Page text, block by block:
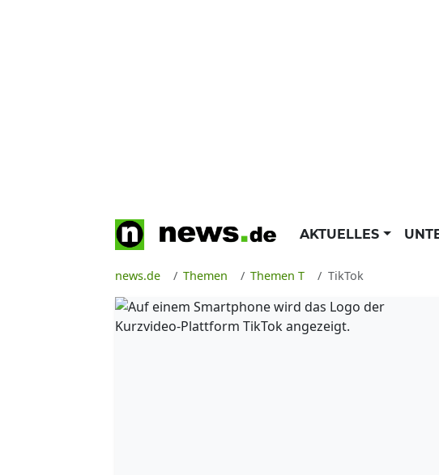
AKTUELLES
news.de Themen Themen T TikTok